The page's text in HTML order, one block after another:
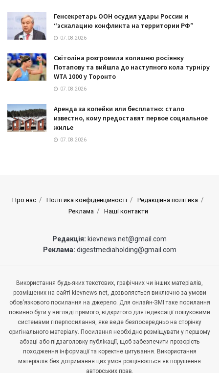
Генсекретарь ООН осудил удары России и
“эскалацию конфликта на территории РФ”
07.08.2026
Світоліна розгромила колишню росіянку
Потапову та вийшла до наступного кола турніру
WTA 1000 у Торонто
07.08.2026
Аренда за копейки или бесплатно: стало
известно, кому предоставят первое социальное
жилье
07.08.2026
Про нас Політика конфіденційності
Редакційна політика
Реклама
Наші контакти
Редакція: kievnews.net@gmail.com
Реклама: digestmediaholding@gmail.com
Використання будь-яких текстових, графічних чи інших матеріалів,
розміщених на сайті kievnews.net, дозволяється виключно за умови
обов’язкового посилання на джерело. Для онлайн-ЗМІ таке посилання
повинно бути у вигляді прямого, відкритого для індексації пошуковими
системами гіперпосилання, яке веде безпосередньо на сторінку
оригінального матеріалу. Посилання необхідно розміщувати у першому
абзаці або підзаголовку публікації, щоб забезпечити прозорість
походження інформації та коректне цитування. Використання
матеріалів без дотримання цих умов розцінюється як порушення
авторських прав.